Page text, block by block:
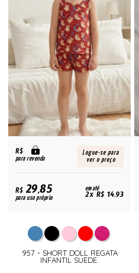
R$
para revenda
Logue-se para
ver o preço
R$29,85
para uso próprio
em até
2x R$ 14,93
957 - SHORT DOLL REGATA
INFANTIL SUEDE.